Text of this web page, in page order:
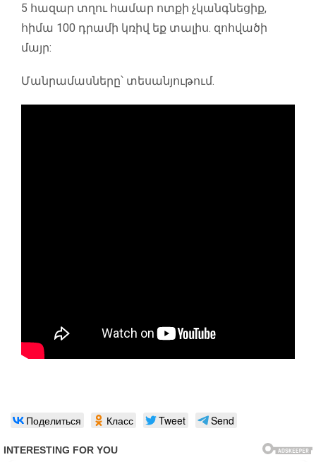
5 հազար տղու համար ոտքի չկանգնեցիք,
հիմա 100 դրամի կռիվ եք տալիս. զոհվածի
մայր:
Մանրամասները՝ տեսանյութում.
Поделиться Класс Tweet Send